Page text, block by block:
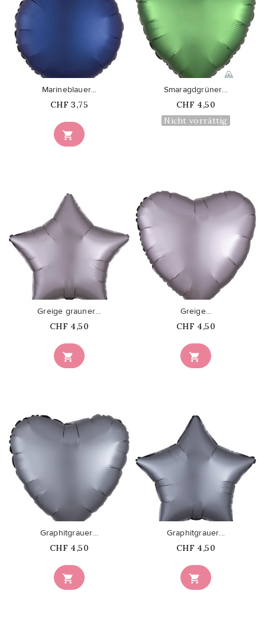
favorite_border

Marineblauer...
Price
CHF 3,75
favorite_border
Smaragdgrüner...
Price
CHF 4,50
Nicht vorrättig

Greige grauner...
Price
CHF 4,50
favorite_border

Greige...
Price
CHF 4,50
favorite_border

Graphitgrauer...
Price
CHF 4,50

Graphitgrauer...
Price
CHF 4,50